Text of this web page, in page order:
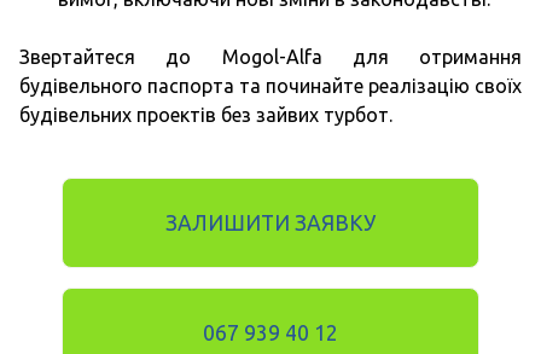
Звертайтеся до Mogol-Alfa для отримання
будівельного паспорта та починайте реалізацію своїх
будівельних проектів без зайвих турбот.
ЗАЛИШИТИ ЗАЯВКУ
067 939 40 12